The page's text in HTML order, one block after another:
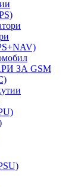
ЗА GSM